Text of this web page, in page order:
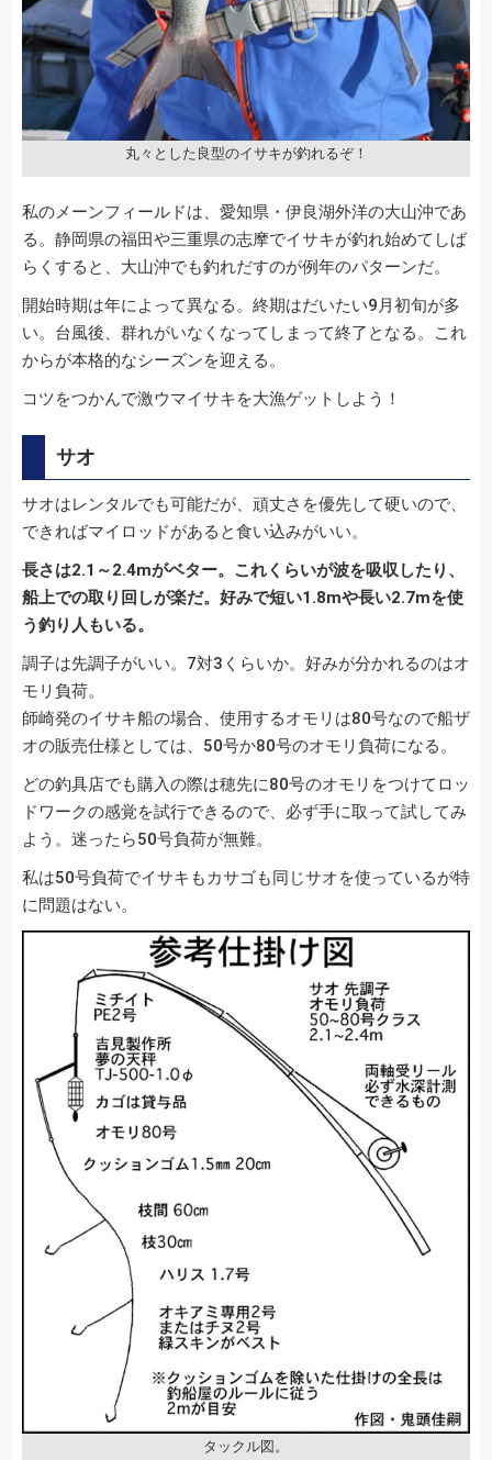
丸々とした良型のイサキが釣れるぞ！
私のメーンフィールドは、愛知県・伊良湖外洋の大山沖であ
る。静岡県の福田や三重県の志摩でイサキが釣れ始めてしば
らくすると、大山沖でも釣れだすのが例年のパターンだ。
開始時期は年によって異なる。終期はだいたい9月初旬が多
い。台風後、群れがいなくなってしまって終了となる。これ
からが本格的なシーズンを迎える。
コツをつかんで激ウマイサキを大漁ゲットしよう！
サオ
サオはレンタルでも可能だが、頑丈さを優先して硬いので、
できればマイロッドがあると食い込みがいい。
長さは2.1～2.4mがベター。これくらいが波を吸収したり、
船上での取り回しが楽だ。好みで短い1.8mや長い2.7mを使
う釣り人もいる。
調子は先調子がいい。7対3くらいか。好みが分かれるのはオ
モリ負荷。
師崎発のイサキ船の場合、使用するオモリは80号なので船ザ
オの販売仕様としては、50号か80号のオモリ負荷になる。
どの釣具店でも購入の際は穂先に80号のオモリをつけてロッ
ドワークの感覚を試行できるので、必ず手に取って試してみ
よう。迷ったら50号負荷が無難。
私は50号負荷でイサキもカサゴも同じサオを使っているが特
に問題はない。
タックル図。